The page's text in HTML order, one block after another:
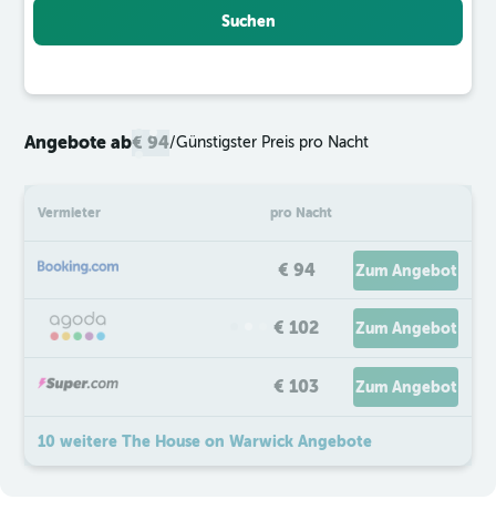
Suchen
Angebote ab€ 94/Günstigster Preis pro Nacht
Vermieter pro Nacht
€ 94 Zum Angebot
€ 102 Zum Angebot
€ 103 Zum Angebot
10 weitere The House on Warwick Angebote